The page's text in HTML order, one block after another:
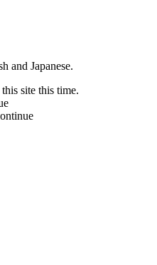
and Japanese.
site this time.